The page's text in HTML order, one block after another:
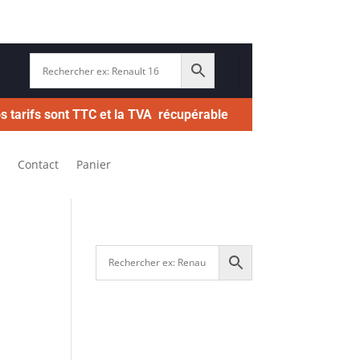
tarifs sont TTC et la TVA récupérable
Contact Panier